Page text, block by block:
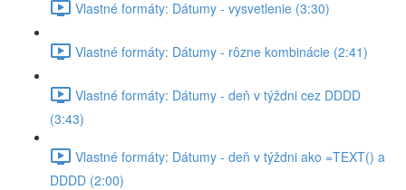
Vlastné formáty: Dátumy - vysvetlenie (3:30)
Vlastné formáty: Dátumy - rôzne kombinácie (2:41)
Vlastné formáty: Dátumy - deň v týždni cez DDDD
(3:43)
Vlastné formáty: Dátumy - deň v týždni ako =TEXT() a
DDDD (2:00)